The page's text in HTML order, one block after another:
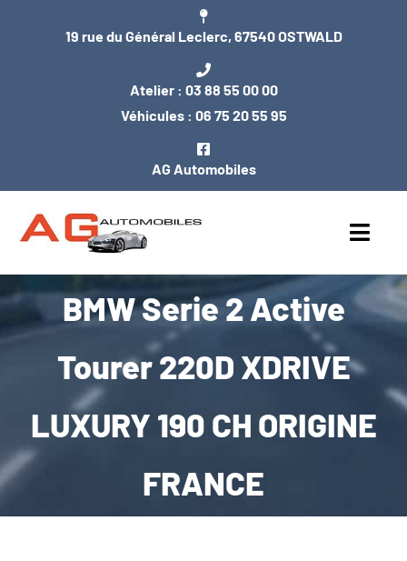
19 rue du Général Leclerc, 67540 OSTWALD
Atelier : 03 88 55 00 00
Véhicules : 06 75 20 55 95
AG Automobiles
ACCUEIL
ENTRETIEN / MÉCANIQUE
CARROSSERIE / VITRAGE
BMW Serie 2 Active
Tourer 220D XDRIVE
LUXURY 190 CH ORIGINE
FRANCE